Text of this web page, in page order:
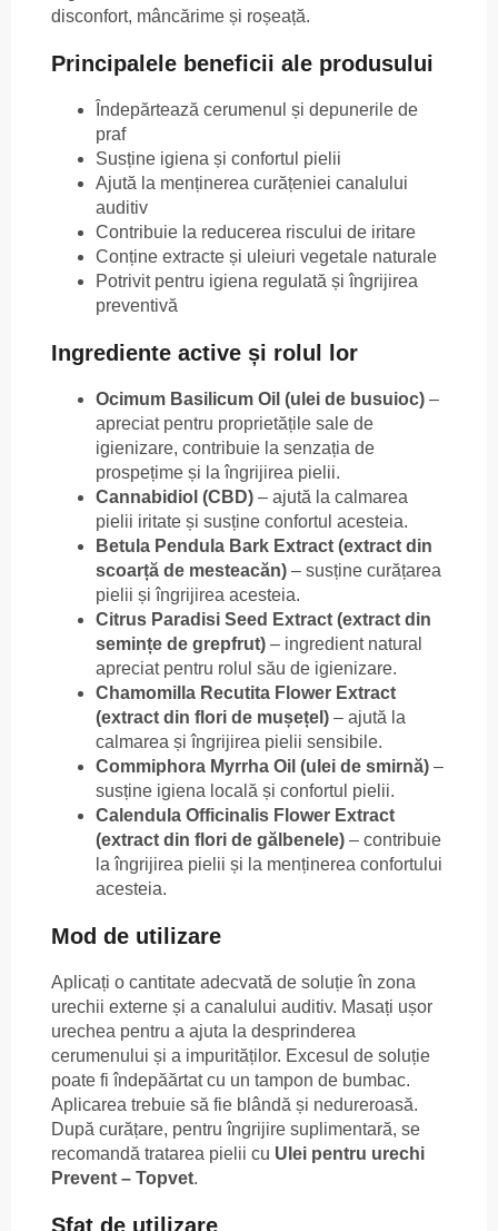
disconfort, mâncărime și roșeață.
Principalele beneficii ale produsului
Îndepărtează cerumenul și depunerile de
praf
Susține igiena și confortul pielii
Ajută la menținerea curățeniei canalului
auditiv
Contribuie la reducerea riscului de iritare
Conține extracte și uleiuri vegetale naturale
Potrivit pentru igiena regulată și îngrijirea
preventivă
Ingrediente active și rolul lor
Ocimum Basilicum Oil (ulei de busuioc) –
apreciat pentru proprietățile sale de
igienizare, contribuie la senzația de
prospețime și la îngrijirea pielii.
Cannabidiol (CBD) – ajută la calmarea
pielii iritate și susține confortul acesteia.
Betula Pendula Bark Extract (extract din
scoarță de mesteacăn) – susține curățarea
pielii și îngrijirea acesteia.
Citrus Paradisi Seed Extract (extract din
semințe de grepfrut) – ingredient natural
apreciat pentru rolul său de igienizare.
Chamomilla Recutita Flower Extract
(extract din flori de mușețel) – ajută la
calmarea și îngrijirea pielii sensibile.
Commiphora Myrrha Oil (ulei de smirnă) –
susține igiena locală și confortul pielii.
Calendula Officinalis Flower Extract
(extract din flori de gălbenele) – contribuie
la îngrijirea pielii și la menținerea confortului
acesteia.
Mod de utilizare
Aplicați o cantitate adecvată de soluție în zona
urechii externe și a canalului auditiv. Masați ușor
urechea pentru a ajuta la desprinderea
cerumenului și a impurităților. Excesul de soluție
poate fi îndepăărtat cu un tampon de bumbac.
Aplicarea trebuie să fie blândă și nedureroasă.
După curățare, pentru îngrijire suplimentară, se
recomandă tratarea pielii cu Ulei pentru urechi
Prevent – Topvet.
Sfat de utilizare